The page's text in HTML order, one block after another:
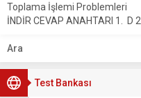
Test Bankası
Toplama İşlemi Problemleri
İNDİR CEVAP ANAHTARI 1. D 2.